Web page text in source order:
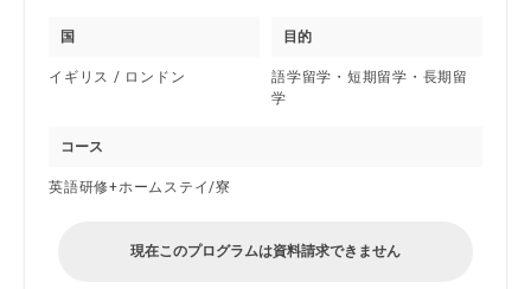
国
イギリス / ロンドン
目的
語学留学・短期留学・長期留
学
コース
英語研修+ホームステイ/寮
現在このプログラムは資料請求できません